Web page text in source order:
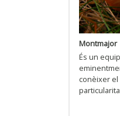
Montmajor
És un
conèixer
com si es